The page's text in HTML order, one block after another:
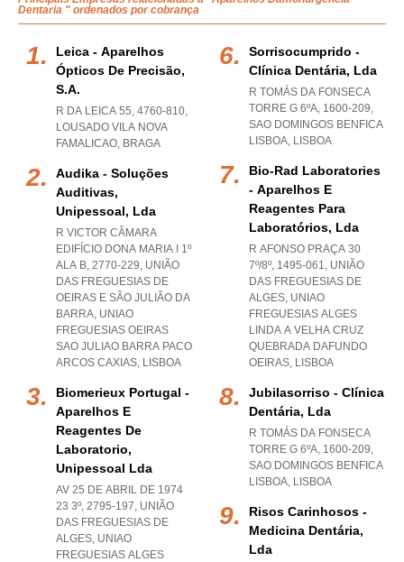
Dentaria " ordenados por cobrança
Leica - Aparelhos
Ópticos De Precisão,
S.a.
R DA LEICA 55, 4760-810,
LOUSADO VILA NOVA
FAMALICAO, BRAGA
Audika - Soluções
Auditivas,
Unipessoal, Lda
R VICTOR CÂMARA
EDIFÍCIO DONA MARIA I 1º
ALA B, 2770-229, UNIÃO
DAS FREGUESIAS DE
OEIRAS E SÃO JULIÃO DA
BARRA, UNIAO
FREGUESIAS OEIRAS
SAO JULIAO BARRA PACO
ARCOS CAXIAS, LISBOA
Biomerieux Portugal -
Aparelhos E
Reagentes De
Laboratorio,
Unipessoal Lda
AV 25 DE ABRIL DE 1974
23 3º, 2795-197, UNIÃO
DAS FREGUESIAS DE
ALGES, UNIAO
FREGUESIAS ALGES
Sorrisocumprido -
Clínica Dentária, Lda
R TOMÁS DA FONSECA
TORRE G 6ºA, 1600-209,
SAO DOMINGOS BENFICA
LISBOA, LISBOA
Bio-Rad Laboratories
- Aparelhos E
Reagentes Para
Laboratórios, Lda
R AFONSO PRAÇA 30
7º/8º, 1495-061, UNIÃO
DAS FREGUESIAS DE
ALGES, UNIAO
FREGUESIAS ALGES
LINDA A VELHA CRUZ
QUEBRADA DAFUNDO
OEIRAS, LISBOA
Jubilasorriso - Clínica
Dentária, Lda
R TOMÁS DA FONSECA
TORRE G 6ºA, 1600-209,
SAO DOMINGOS BENFICA
LISBOA, LISBOA
Risos Carinhosos -
Medicina Dentária,
Lda